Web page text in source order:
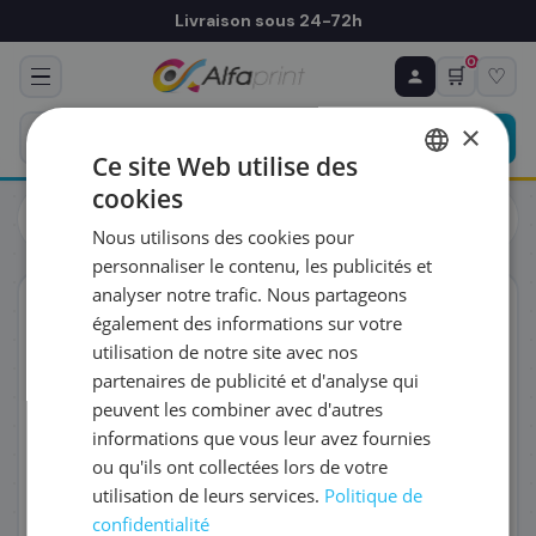
Livraison sous 24-72h
🛒
0
♡
Toners
Kyocera
ORIGINAL
♻ COMMANDE RÉCURRENTE
Prévoyez & économisez
Programmez votre prochain achat — notre équipe
vous prépare un devis personnalisé
RÉFÉRENCE DU PRODUIT
FRÉQUENCE
QUANTITÉ PAR LIVRAISON
DATE DE PREMIÈRE LIVRAISON SOUHAITÉE
×
Ce site Web utilise des
cookies
Nous utilisons des cookies pour
personnaliser le contenu, les publicités et
analyser notre trafic. Nous partageons
également des informations sur votre
utilisation de notre site avec nos
partenaires de publicité et d'analyse qui
peuvent les combiner avec d'autres
informations que vous leur avez fournies
ou qu'ils ont collectées lors de votre
utilisation de leurs services. Politique de
confidentialité